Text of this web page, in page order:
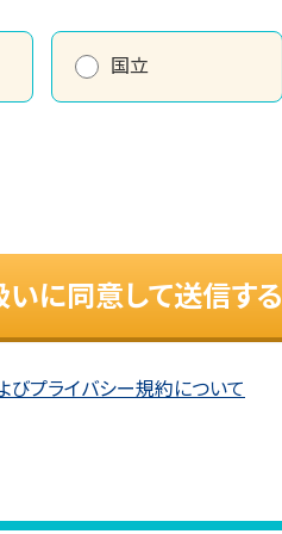
国立
に同意して送信する
びプライバシー規約について